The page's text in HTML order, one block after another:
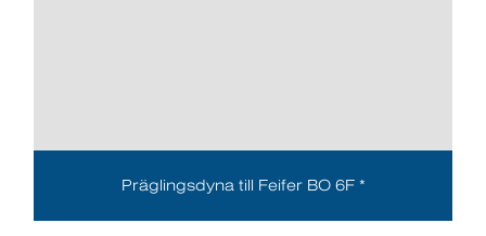
Präglingsdyna till Feifer BO 6F *